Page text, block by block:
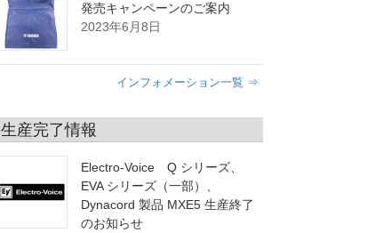
発売キャンペーンのご案内
2023年6月8日
インフォメーション一覧 ⇒
生産完了情報
Electro-Voice Q シリーズ、
EVA シリーズ（一部）、
Dynacord 製品 MXE5 生産終了
のお知らせ